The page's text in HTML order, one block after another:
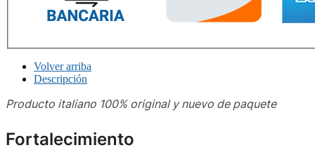
Volver arriba
Descripción
Producto italiano 100% original y nuevo de paquete
Fortalecimiento